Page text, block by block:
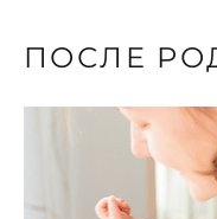
ПОСЛЕ